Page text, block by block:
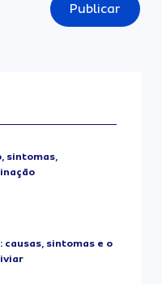
Publicar
sintomas,
causas, sintomas e o